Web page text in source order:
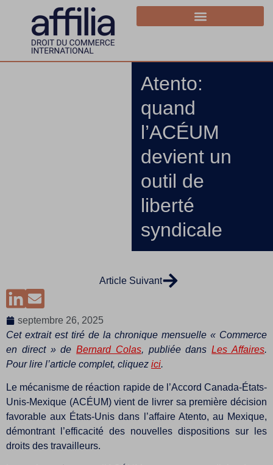
Atento:
quand
l’ACÉUM
devient un
outil de
liberté
syndicale
Article Suivant
septembre 26, 2025
Cet extrait est tiré de la chronique mensuelle « Commerce
en direct » deBernard Colas, publiée dansLes Affaires.
Pour lire l’article complet, cliquez ici.
Le mécanisme de réaction rapide de l’Accord Canada-États-
Unis-Mexique (ACÉUM) vient de livrer sa première décision
favorable aux États-Unis dans l’affaire Atento, au Mexique,
démontrant l’efficacité des nouvelles dispositions sur les
droits des travailleurs.